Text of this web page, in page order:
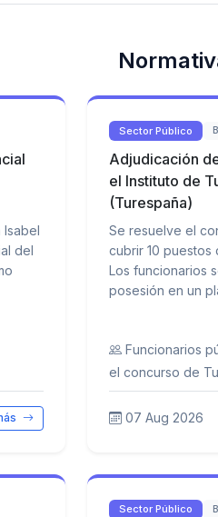
Isabel
del
Sector Público
Adjudicación
el Instituto de
(Turespaña)
Se resuelve el
cubrir 10 puestos
Los funcionarios
posesión en un
Funcionarios
el concurso de
07 Aug 2026
Sector Público